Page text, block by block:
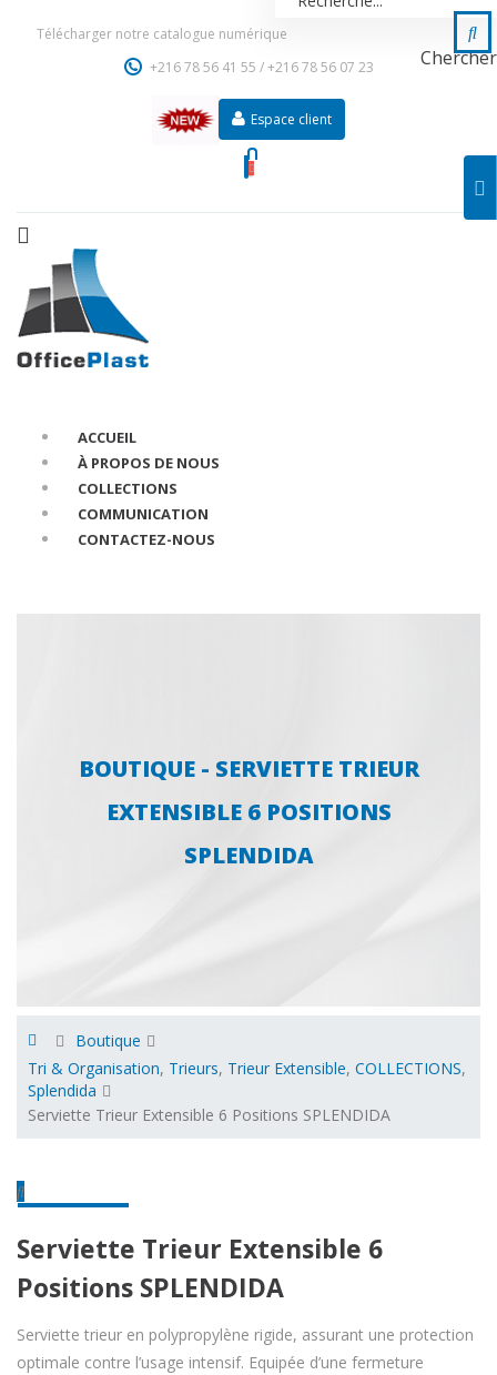
Télécharger notre catalogue numérique
+216 78 56 41 55 /+216 78 56 07 23
Espace client
ACCUEIL
À PROPOS DE NOUS
COLLECTIONS
COMMUNICATION
CONTACTEZ-NOUS
Chercher
BOUTIQUE - SERVIETTE TRIEUR
EXTENSIBLE 6 POSITIONS
SPLENDIDA
Boutique
Tri & Organisation, Trieurs, Trieur Extensible, COLLECTIONS,
Splendida
Serviette Trieur Extensible 6 Positions SPLENDIDA
Serviette Trieur Extensible 6
Positions SPLENDIDA
Serviette trieur en polypropylène rigide, assurant une protection
optimale contre l’usage intensif. Equipée d’une fermeture